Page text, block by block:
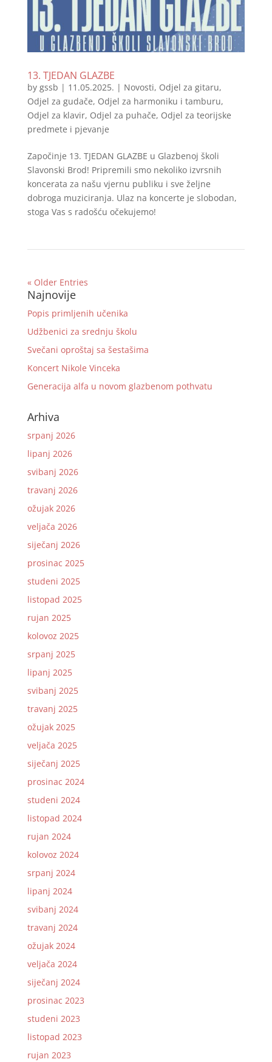
13. TJEDAN GLAZBE
by gssb | 11.05.2025. | Novosti, Odjel za gitaru,
Odjel za gudače, Odjel za harmoniku i tamburu,
Odjel za klavir, Odjel za puhače, Odjel za teorijske
predmete i pjevanje
Započinje 13. TJEDAN GLAZBE u Glazbenoj školi
Slavonski Brod! Pripremili smo nekoliko izvrsnih
koncerata za našu vjernu publiku i sve željne
dobroga muziciranja. Ulaz na koncerte je slobodan,
stoga Vas s radošću očekujemo!
« Older Entries
Najnovije
Popis primljenih učenika
Udžbenici za srednju školu
Svečani oproštaj sa šestašima
Koncert Nikole Vinceka
Generacija alfa u novom glazbenom pothvatu
Arhiva
srpanj 2026
lipanj 2026
svibanj 2026
travanj 2026
ožujak 2026
veljača 2026
siječanj 2026
prosinac 2025
studeni 2025
listopad 2025
rujan 2025
kolovoz 2025
srpanj 2025
lipanj 2025
svibanj 2025
travanj 2025
ožujak 2025
veljača 2025
siječanj 2025
prosinac 2024
studeni 2024
listopad 2024
rujan 2024
kolovoz 2024
srpanj 2024
lipanj 2024
svibanj 2024
travanj 2024
ožujak 2024
veljača 2024
siječanj 2024
prosinac 2023
studeni 2023
listopad 2023
rujan 2023